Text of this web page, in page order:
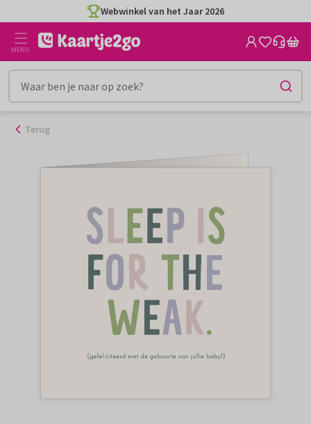
naar
inhoud
Webwinkel van het Jaar 2026
MENU
Terug